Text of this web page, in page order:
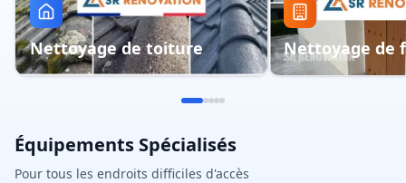
Nettoyage de toiture Nettoyage de
Équipements Spécialisés
Pour tous les endroits difficiles d'accès